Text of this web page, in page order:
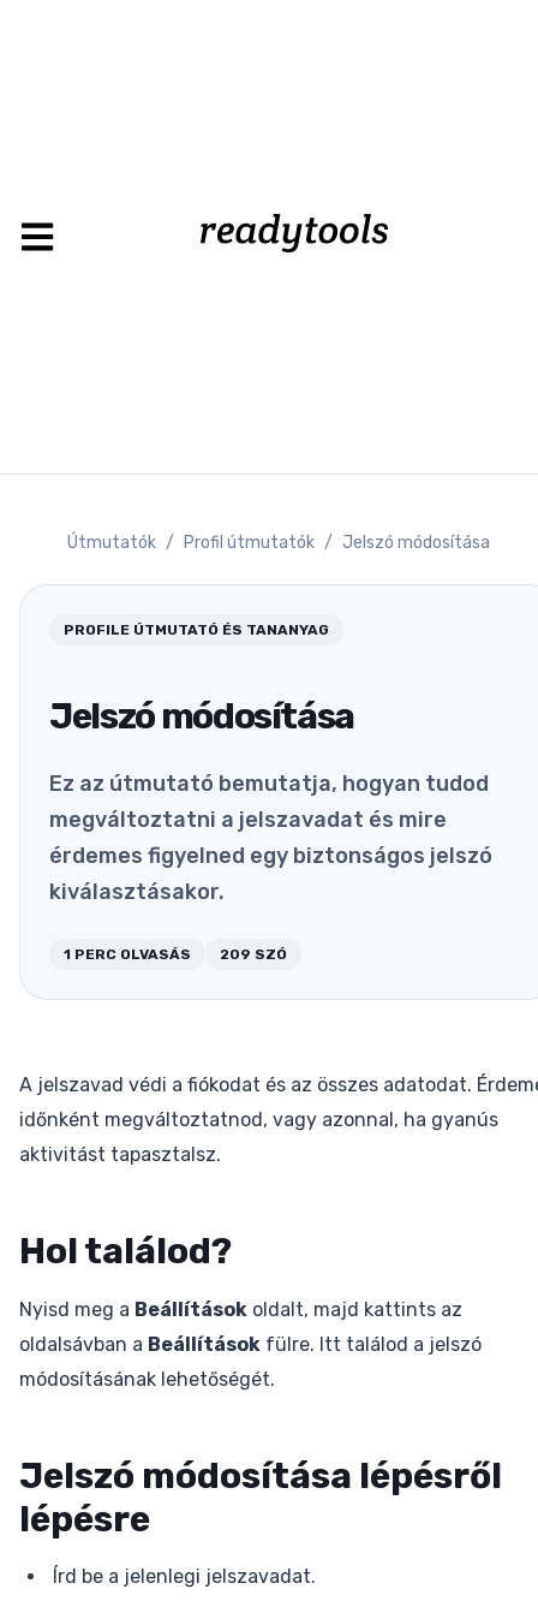
Útmutatók / Profil útmutatók / Jelszó módosítása
PROFILE ÚTMUTATÓ ÉS TANANYAG
Jelszó módosítása
Ez az útmutató bemutatja, hogyan tudod
megváltoztatni a jelszavadat és mire
érdemes figyelned egy biztonságos jelszó
kiválasztásakor.
1 PERC OLVASÁS 209 SZÓ
A jelszavad védi a fiókodat és az összes adatodat.
időnként megváltoztatnod, vagy azonnal, ha gyanús
aktivitást tapasztalsz.
Hol találod?
Nyisd meg a Beállítások oldalt, majd kattints az
oldalsávban a Beállítások fülre. Itt találod a jelszó
módosításának lehetőségét.
Jelszó módosítása lépésről
lépésre
Írd be a jelenlegi jelszavadat.